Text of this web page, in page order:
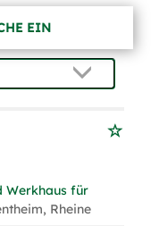
EIN
Werkhaus für
Rheine